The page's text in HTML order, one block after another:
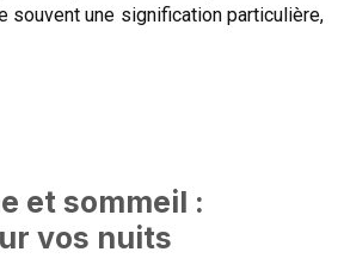
souvent une signification particulière,
et sommeil :
vos nuits